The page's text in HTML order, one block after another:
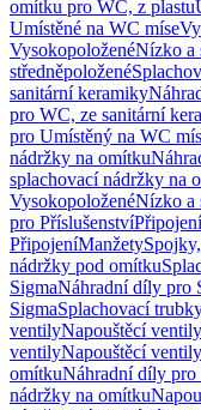
omítku pro WC, z plastu
Umístěné na WC míse
VysokopoloženéNízko a
středněpoložené
sanitární keramiky
pro WC, ze sanitární
pro Umístěný na WC
nádržky na omítku
splachovací nádržky na
VysokopoloženéNízko a
pro PříslušenstvíPřipojení
PřipojeníManžety
nádržky pod omítku
SigmaNáhradní díly pro
SigmaSplachovací
ventilyNapouštěcí ventily
ventilyNapouštěcí
omítkuNáhradní díly pro
nádržky na omítku